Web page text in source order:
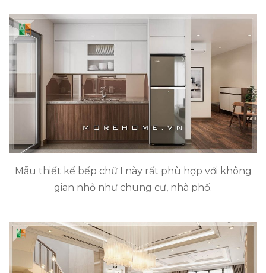
Mẫu thiết kế bếp chữ I này rất phù hợp với không
gian nhỏ như chung cư, nhà phố.